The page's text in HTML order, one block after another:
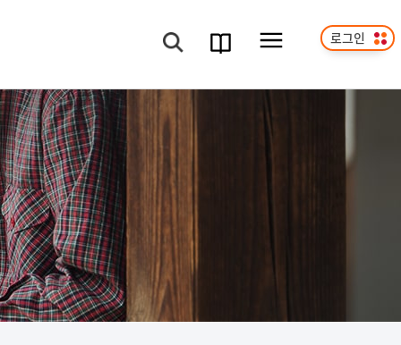
검색
과정
메뉴보기 로그인